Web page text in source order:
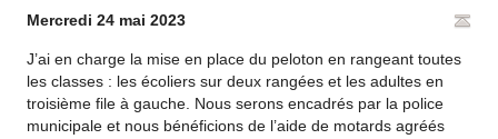
Mercredi 24 mai 2023
J’ai en charge la mise en place du peloton en rangeant toutes
les classes : les écoliers sur deux rangées et les adultes en
troisième file à gauche. Nous serons encadrés par la police
municipale et nous bénéficions de l’aide de motards agréés